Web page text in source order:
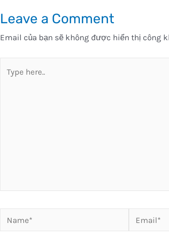
Leave a Comment
Email của bạn sẽ không được hiển thị công
here..